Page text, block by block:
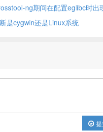
‘=’, ‘,’, ‘;’, ‘asm’ or
ng期间在配置eglibc时出
fragments… aarch64
是cygwin还是Linux系统